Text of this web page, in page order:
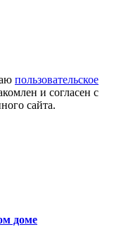
пользовательское
и согласен с
сайта.
доме